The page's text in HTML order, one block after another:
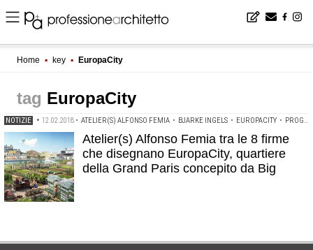
Home ▪ key ▪ EuropaCity
EuropaCity
NOTIZIE • 12.02.2018 • ATELIER(S) ALFONSO FEMIA • BJARKE INGELS • EUROPACITY • PROGETTARE ALBERGHI E HOTEL
Atelier(s) Alfonso Femia tra le 8 firme
che disegnano EuropaCity, quartiere
della Grand Paris concepito da Big